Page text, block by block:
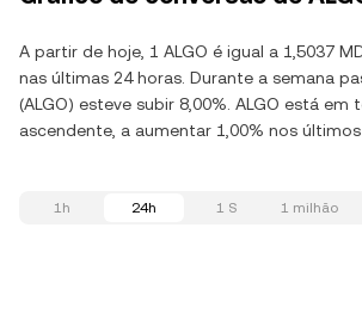
A partir de hoje, 1 ALGO é igual a 1,5037
nas últimas 24 horas. Durante a semana
(ALGO) esteve subir 8,00%. ALGO está em
ascendente, a aumentar 1,00% nos últimos
1h 24h 1 S 1 milhão